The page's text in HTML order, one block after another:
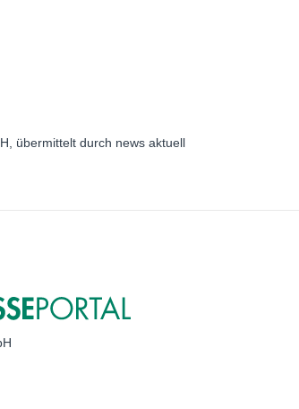
übermittelt durch news aktuell